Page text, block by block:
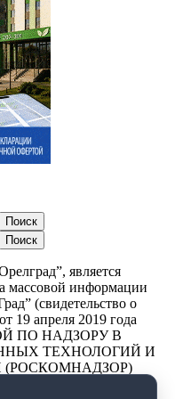
является
массовой информации
(свидетельство о
19 апреля 2019 года
ПО НАДЗОРУ В
ТЕХНОЛОГИЙ И